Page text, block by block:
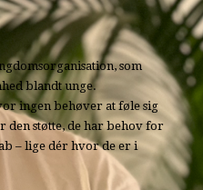
som
blandt unge.
ingen behøver at føle sig
den støtte, de har behov for
– lige dér hvor de er i